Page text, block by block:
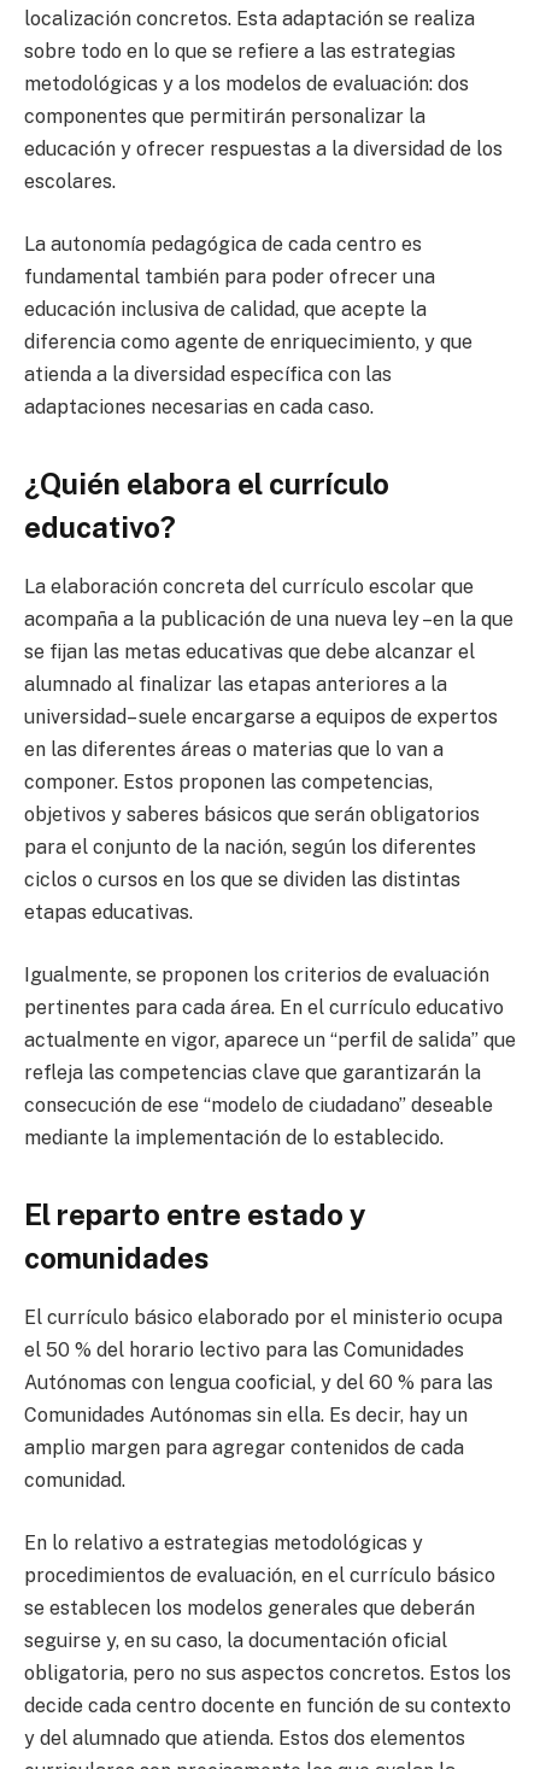
localización concretos. Esta adaptación se realiza
sobre todo en lo que se refiere a las estrategias
metodológicas y a los modelos de evaluación: dos
componentes que permitirán personalizar la
educación y ofrecer respuestas a la diversidad de los
escolares.
La autonomía pedagógica de cada centro es
fundamental también para poder ofrecer una
educación inclusiva de calidad, que acepte la
diferencia como agente de enriquecimiento, y que
atienda a la diversidad específica con las
adaptaciones necesarias en cada caso.
¿Quién elabora el currículo
educativo?
La elaboración concreta del currículo escolar que
acompaña a la publicación de una nueva ley –en la que
se fijan las metas educativas que debe alcanzar el
alumnado al finalizar las etapas anteriores a la
universidad– suele encargarse a equipos de expertos
en las diferentes áreas o materias que lo van a
componer. Estos proponen las competencias,
objetivos y saberes básicos que serán obligatorios
para el conjunto de la nación, según los diferentes
ciclos o cursos en los que se dividen las distintas
etapas educativas.
Igualmente, se proponen los criterios de evaluación
pertinentes para cada área. En el currículo educativo
actualmente en vigor, aparece un “perfil de salida” que
refleja las competencias clave que garantizarán la
consecución de ese “modelo de ciudadano” deseable
mediante la implementación de lo establecido.
El reparto entre estado y
comunidades
El currículo básico elaborado por el ministerio ocupa
el 50 % del horario lectivo para las Comunidades
Autónomas con lengua cooficial, y del 60 % para las
Comunidades Autónomas sin ella. Es decir, hay un
amplio margen para agregar contenidos de cada
comunidad.
En lo relativo a estrategias metodológicas y
procedimientos de evaluación, en el currículo básico
se establecen los modelos generales que deberán
seguirse y, en su caso, la documentación oficial
obligatoria, pero no sus aspectos concretos. Estos los
decide cada centro docente en función de su contexto
y del alumnado que atienda. Estos dos elementos